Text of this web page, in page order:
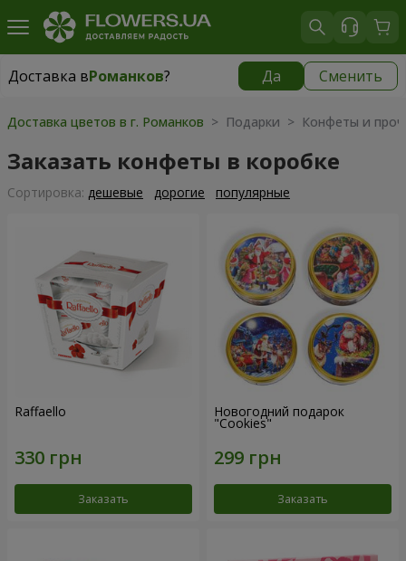
Доставка вРоманков? Да Сменить
Доставка вРоманков|
Доставка цветов в г. Романков > Подарки > Конфеты и
Заказать конфеты в коробке
Cортировка: дешевые дорогие популярные
Raffaello
Заказать
Новогодний подарок
"Cookies"
Заказать